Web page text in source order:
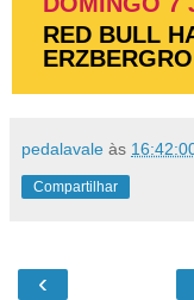
RED BULL
pedalavale às
Compartilhar
‹